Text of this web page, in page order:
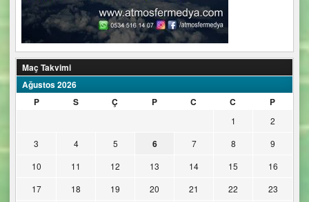
Maç Takvimi
Ağustos 2026
P
S Ç P C C P
1
2
3
4 5 6 7 8
9
10
11 12 13 14 15
16
17
18 19 20 21 22
23